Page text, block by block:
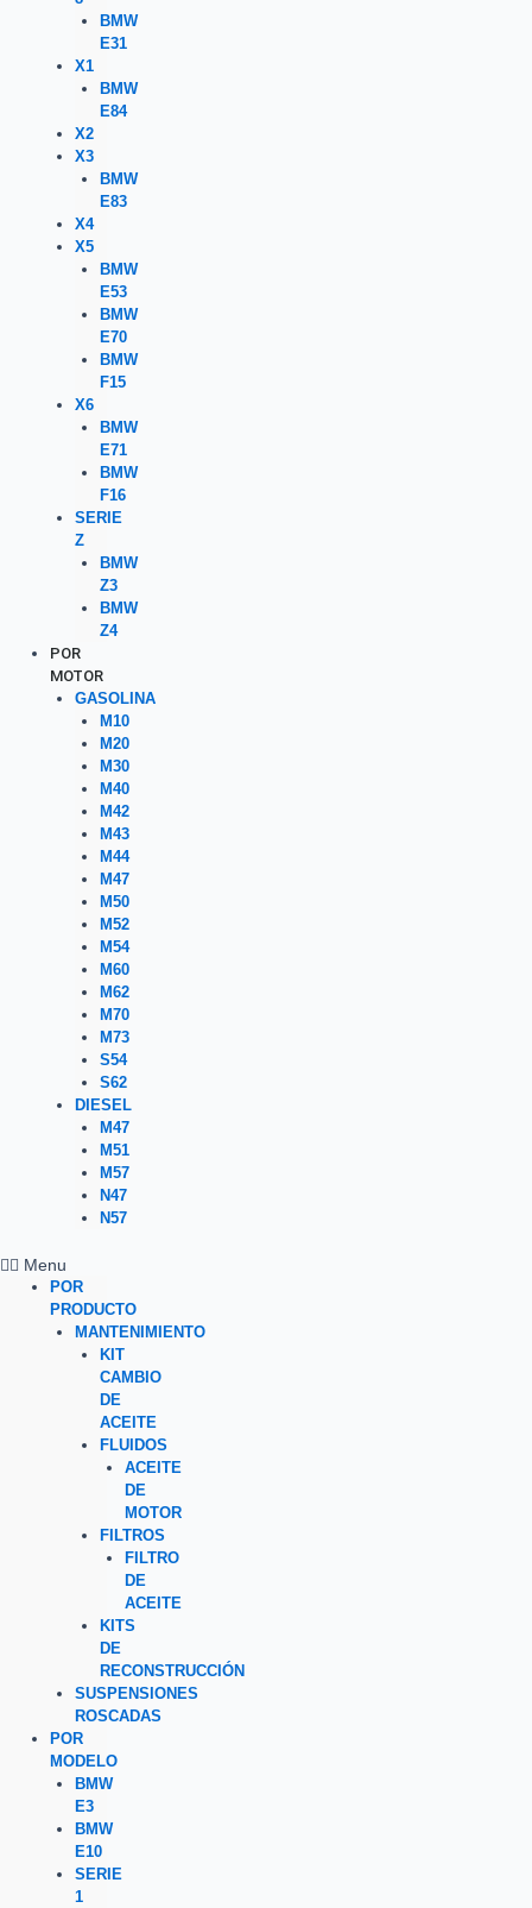
BMW
E31
X1
BMW
E84
X2
X3
BMW
E83
X4
X5
BMW
E53
BMW
E70
BMW
F15
X6
BMW
E71
BMW
F16
SERIE
Z
BMW
Z3
BMW
Z4
POR
MOTOR
GASOLINA
M10
M20
M30
M40
M42
M43
M44
M47
M50
M52
M54
M60
M62
M70
M73
S54
S62
DIESEL
M47
M51
M57
N47
N57
Menu
POR
PRODUCTO
MANTENIMIENTO
KIT
CAMBIO
DE
ACEITE
FLUIDOS
ACEITE
DE
MOTOR
FILTROS
FILTRO
DE
ACEITE
KITS
DE
RECONSTRUCCIÓN
SUSPENSIONES
ROSCADAS
POR
MODELO
BMW
E3
BMW
E10
SERIE
1